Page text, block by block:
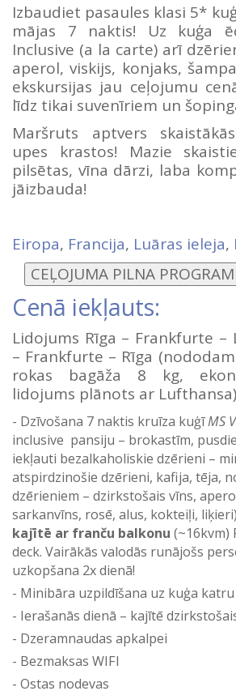
Izbaudiet pasaules klasi 5*
mājas 7 naktis! Uz kuģa
Inclusive (a la carte) arī
aperol, viskijs, konjaks,
ekskursijas jau ceļojumu
līdz tikai suvenīriem un
Maršruts aptvers
upes krastos! Mazie
pilsētas, vīna dārzi, laba
jāizbauda!
Eiropa, Francija, Luāras ieleja,
Cenā iekļauts:
Lidojums Rīga – Frankfurte –
– Frankfurte – Rīga
rokas bagāža 8 kg,
lidojums plānots ar Lufthansa)
Dzīvošana 7 naktis kruīza kuģīMS
inclusive pansiju – brokastīm,
iekļauti bezalkaholiskie dzērieni –
atspirdzinošie dzērieni, kafija, tēja,
dzērieniem – dzirkstošais vīns,
sarkanvīns, rosē, alus, kokteiļi,
kajītē ar franču balkonu (~16kvm)
deck. Vairākās valodās runājošs
uzkopšana 2x dienā!
Minibāra uzpildīšana uz kuģa
Ierašanās dienā – kajītē
Dzeramnaudas apkalpei
Bezmaksas WIFI
Ostas nodevas